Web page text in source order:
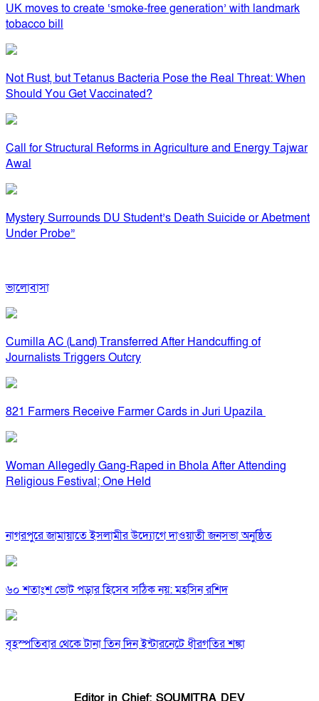
UK moves to create ‘smoke-free generation’ with landmark
tobacco bill
Not Rust, but Tetanus Bacteria Pose the Real Threat: When
Should You Get Vaccinated?
Call for Structural Reforms in Agriculture and Energy Tajwar
Awal
Mystery Surrounds DU Student’s Death Suicide or Abetment
Under Probe”
ভালোবাসা
Cumilla AC (Land) Transferred After Handcuffing of
Journalists Triggers Outcry
821 Farmers Receive Farmer Cards in Juri Upazila
Woman Allegedly Gang-Raped in Bhola After Attending
Religious Festival; One Held
নাগরপুরে জামায়াতে ইসলামীর উদ্যোগে দাওয়াতী জনসভা অনুষ্ঠিত
৬০ শতাংশ ভোট পড়ার হিসেব সঠিক নয়: মহসিন রশিদ
বৃহস্পতিবার থেকে টানা তিন দিন ইন্টারনেটে ধীরগতির শঙ্কা